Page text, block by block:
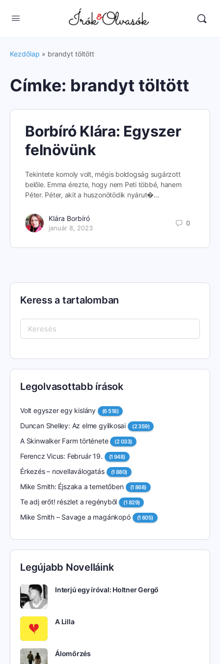
Kezdőlap » brandyt töltött
Címke: brandyt töltött
Borbíró Klára: Egyszer
felnövünk
Tekintete komoly volt, mégis boldogság sugárzott
belőle. Emma érezte, hogy nem Peti többé, hanem
Péter. Péter, akit a huszonötödik nyárut�…
Klára Borbíró
január 8, 2023
0
Keress a tartalomban
Keresés:
Legolvasottabb írások
Volt egyszer egy kislány (6 518)
Duncan Shelley: Az elme gyilkosai (2 359)
A Skinwalker Farm története (2 033)
Ferencz Vicus: Február 19. (1 948)
Érkezés – novellaválogatás (1 880)
Mike Smith: Éjszaka a temetőben (1 868)
Te adj erőt! részlet a regényből (1 829)
Mike Smith – Savage a magánkopó (1 605)
Legújabb Novelláink
Interjú egy íróval: Holtner Gergő
A Lilla
Álomőrzés